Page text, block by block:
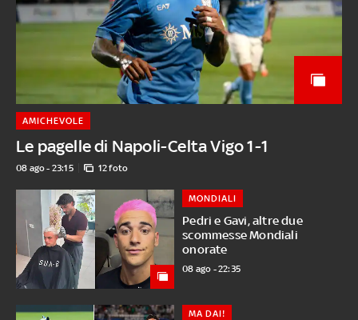
Le pagelle di Napoli-Celta Vigo 1-1
AMICHEVOLE
08 ago - 23:15 12 foto
Pedri e Gavi, altre due
scommesse Mondiali
onorate
MONDIALI
08 ago - 22:35
MA DAI!